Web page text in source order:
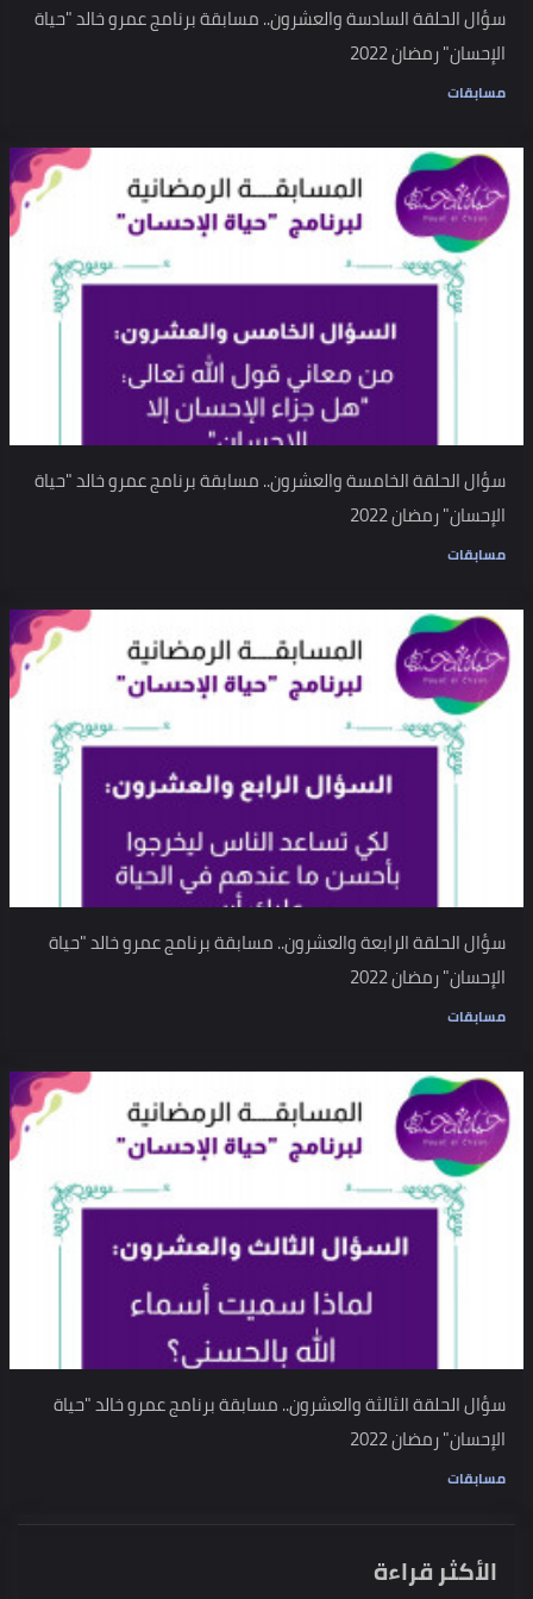
سؤال الحلقة السادسة والعشرون.. مسابقة برنامج عمرو خالد "حياة
الإحسان" رمضان 2022
مسابقات
سؤال الحلقة الخامسة والعشرون.. مسابقة برنامج عمرو خالد "حياة
الإحسان" رمضان 2022
مسابقات
سؤال الحلقة الرابعة والعشرون.. مسابقة برنامج عمرو خالد "حياة
الإحسان" رمضان 2022
مسابقات
سؤال الحلقة الثالثة والعشرون.. مسابقة برنامج عمرو خالد "حياة
الإحسان" رمضان 2022
مسابقات
الأكثر قراءة